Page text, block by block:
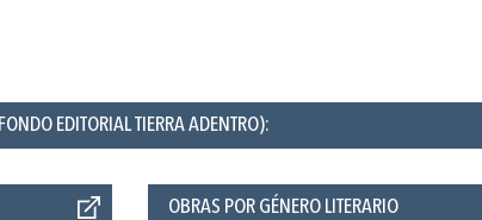
EDITORIAL TIERRA ADENTRO):
OBRAS POR GÉNERO LITERARIO